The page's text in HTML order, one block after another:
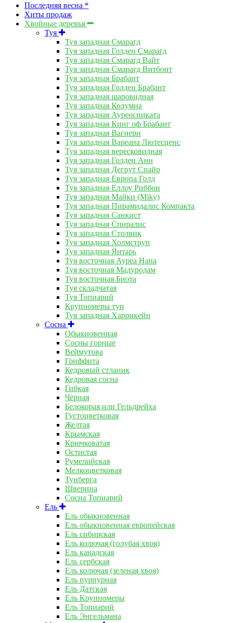
Последняя весна *
Хиты продаж
Хвойные деревья
Туя
Туя западная Смарагд
Туя западная Голден Смарагд
Туя западная Смарагд Вайт
Туя западная Смарагд Витбонт
Туя западная Брабант
Туя западная Голден Брабант
Туя западная шаровидная
Туя западная Колумна
Туя западная Ауреоспиката
Туя западная Кинг оф Брабант
Туя западная Вагнери
Туя западная Вареана Лютесценс
Туя западная вересковидная
Туя западная Голден Анн
Туя западная Дегрут Спайр
Туя западная Европа Голд
Туя западная Еллоу Риббон
Туя западная Майки (Miky)
Туя западная Пирамидалис Компакта
Туя западная Санкист
Туя западная Спиралис
Туя западная Столвик
Туя западная Холмструп
Туя западная Янтарь
Туя восточная Ауреа Нана
Туя восточная Мадуродам
Туя восточная Биота
Туя складчатая
Туя Топиарий
Крупномеры туи
Туя западная Харрикейн
Сосна
Обыкновенная
Сосны горные
Веймутова
Гриффита
Кедровый стланик
Кедровая сосна
Гибкая
Чёрная
Белокорая или Гельдрейха
Густоцветковая
Желтая
Крымская
Крючковатая
Остистая
Румелийская
Мелкоцветковая
Тунберга
Шверина
Сосна Топиарий
Ель
Ель обыкновенная
Ель обыкновенная европейская
Ель сибирская
Ель колючая (голубая хвоя)
Ель канадская
Ель сербская
Ель колючая (зеленая хвоя)
Ель пурпурная
Ель Датская
Ель Крупномеры
Ель Топиарий
Ель Энгельмана